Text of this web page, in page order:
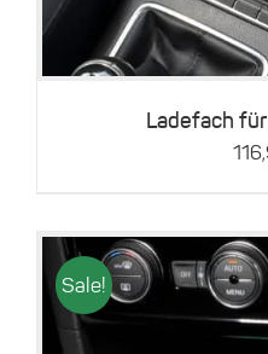
Ladefach
Sale!